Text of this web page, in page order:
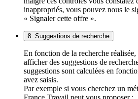
inappropriés, vous pouvez nous le
« Signaler cette offre ».
8. Suggestions de recherche
En fonction de la recherche
afficher des suggestions de
suggestions sont calculées en
avez saisis.
Par exemple si vous cherchez un
France Travail peut vous proposer :